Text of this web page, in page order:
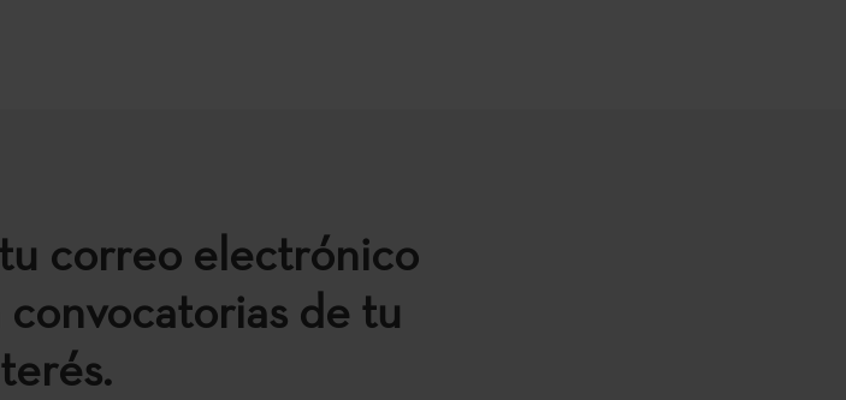
correo electrónico
de tu